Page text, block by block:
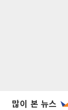
많이 본 뉴스